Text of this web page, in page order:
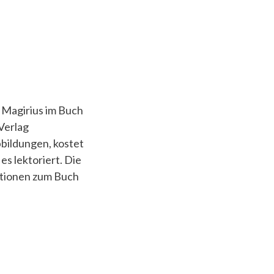
im Buch
kostet
lektoriert. Die
zum Buch